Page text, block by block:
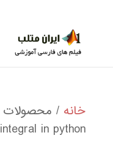
خانه
integral in python”